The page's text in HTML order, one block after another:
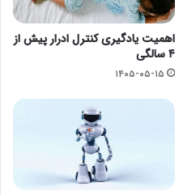
اهمیت یادگیری کنترل ادرار پیش از
۴ سالگی
۱۴۰۵-۰۵-۱۵